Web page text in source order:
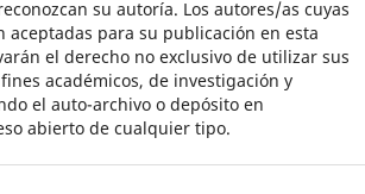
su autoría. Los autores/as cuyas
aceptadas para su publicación en esta
el derecho no exclusivo de utilizar sus
académicos, de investigación y
el auto-archivo o depósito en
abierto de cualquier tipo.